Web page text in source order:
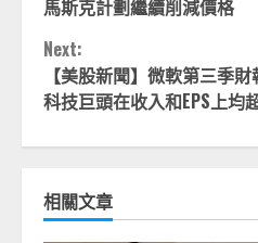
馬斯克計劃繼續削減價格
Next:
【美股新聞】微軟第三季
科技巨頭在收入和EPS上均
相關文章